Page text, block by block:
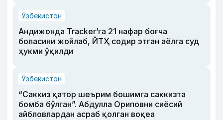
Ўзбекистон
Андижонда Tracker’га 21 нафар боғча
боласини жойлаб, ЙТҲ содир этган аёлга суд
ҳукми ўқилди
Ўзбекистон
“Саккиз қатор шеърим бошимга саккизта
бомба бўлган”. Абдулла Ориповни сиёсий
айбловлардан асраб қолган воқеа